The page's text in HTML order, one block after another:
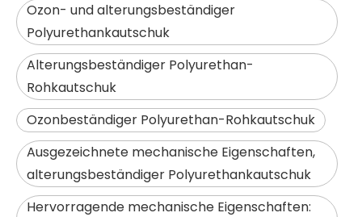
Ozon- und alterungsbeständiger
Polyurethankautschuk
Alterungsbeständiger Polyurethan-
Rohkautschuk
Ozonbeständiger Polyurethan-Rohkautschuk
Ausgezeichnete mechanische Eigenschaften,
alterungsbeständiger Polyurethankautschuk
Hervorragende mechanische Eigenschaften: